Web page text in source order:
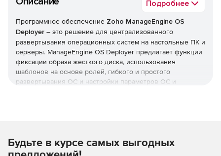
Подробнее
Программное обеспечение Zoho ManageEngine OS
Deployer – это решение для централизованного
развертывания операционных систем на настольные ПК и
серверы. ManageEngine OS Deployer предлагает функции
фиксации образа жесткого диска, использования
шаблонов на основе ролей, гибкого и простого
развертывания ОС и настройки параметров ОС и
приложения, которые могут быть одновременно
развернуты на множество платформ в организации. Таким
Будьте в курсе самых выгодных